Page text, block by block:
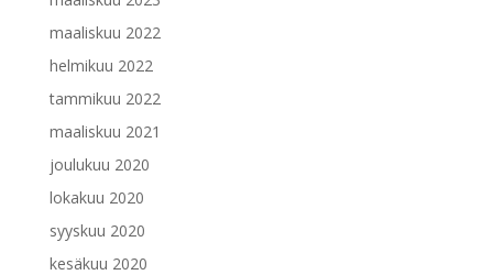
maaliskuu 2022
helmikuu 2022
tammikuu 2022
maaliskuu 2021
joulukuu 2020
lokakuu 2020
syyskuu 2020
kesäkuu 2020